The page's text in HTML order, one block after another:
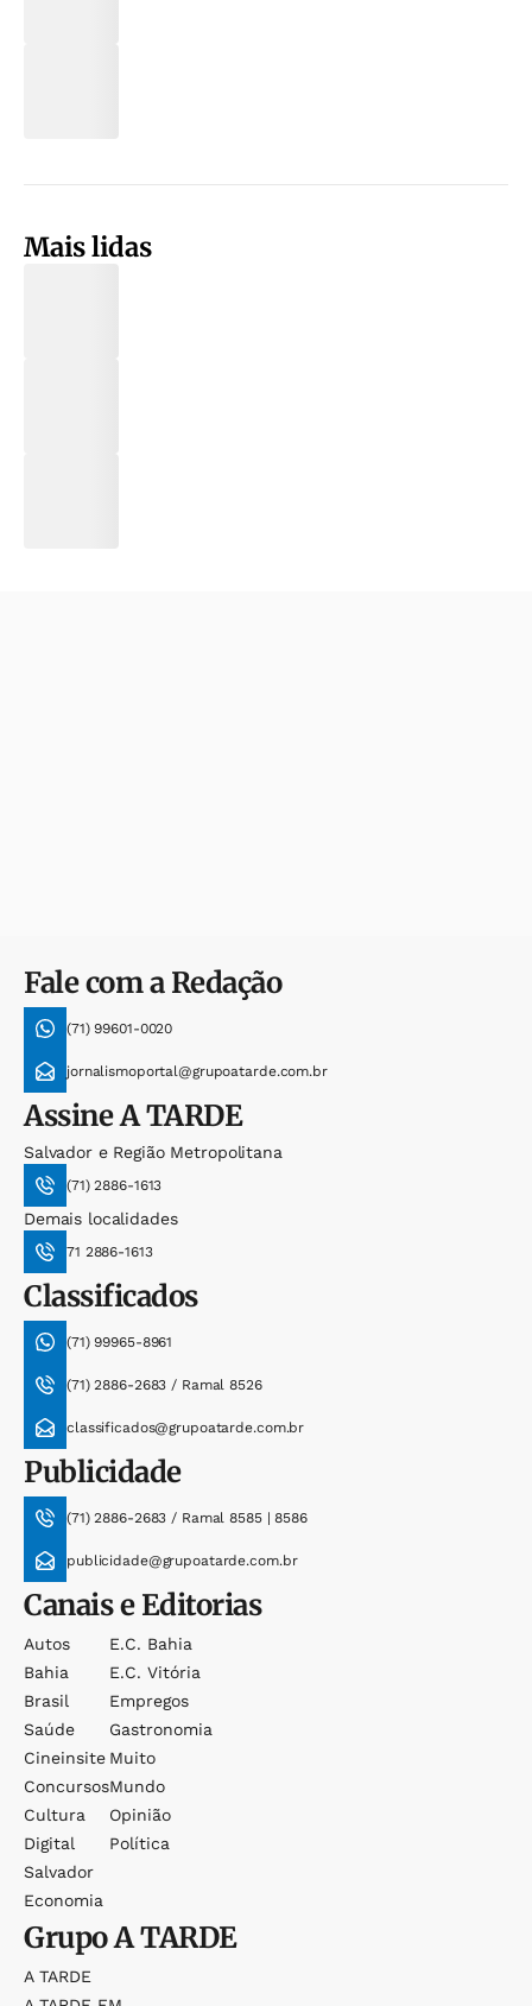
Mais lidas
Fale com a Redação
(71) 99601-0020
jornalismoportal@grupoatarde.com.br
AssineA TARDE
Salvador e Região Metropolitana
(71) 2886-1613
Demais localidades
71 2886-1613
Classificados
(71) 99965-8961
(71) 2886-2683 / Ramal 8526
classificados@grupoatarde.com.br
Publicidade
(71) 2886-2683 / Ramal 8585 | 8586
publicidade@grupoatarde.com.br
Canais e Editorias
Autos
Bahia
Brasil
Saúde
Cineinsite
Concursos
Cultura
Digital
Salvador
Economia
E.c. Bahia
E.c. Vitória
Empregos
Gastronomia
Muito
Mundo
Opinião
Política
GrupoA TARDE
A TARDE